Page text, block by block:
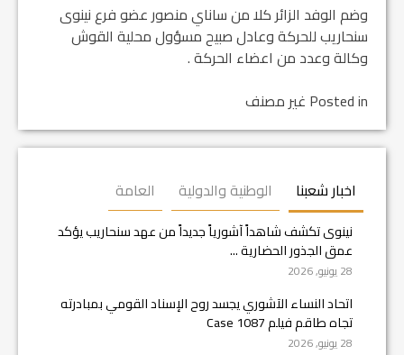
وضم الوفد الزائر كلا من ساناي منصور عضو فرع نينوى
سنحاريب للحركة وعادل صبيح مسؤول محلية القوش
وكالة وعدد من اعضاء الحركة .
Posted in غير مصنف
اخبار شعبنا الوطنية والدولية العامة
نينوى تكشف شاهداً آشورياً جديداً من عهد سنحاريب يؤكد
عمق الجذور الحضارية ...
28 يونيو, 2026
اتحاد النساء الآشوري يجسد روح الإسناد القومي بمبادرته
تجاه طاقم فيلم Case 1087
28 يونيو, 2026